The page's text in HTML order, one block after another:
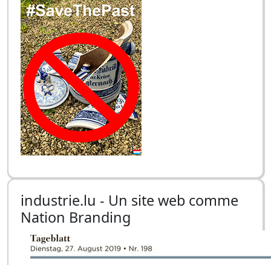
industrie.lu - Un site web comme
Nation Branding